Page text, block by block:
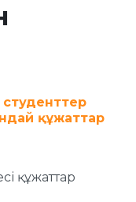
құжаттар
құжаттар